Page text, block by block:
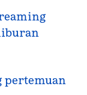
pertemuan